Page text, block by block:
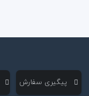
‌ پیگیری سفارش